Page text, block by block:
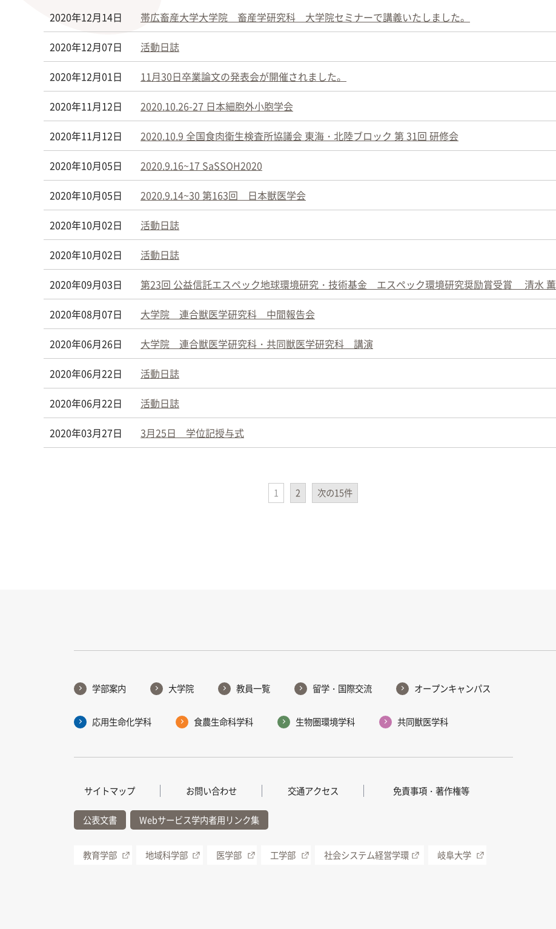
旧課程・コースはこちら 応用生命科学課程
2020年12月14日 帯広畜産大学大学院 畜産学研究科 大学院セミナーで講義いたしました。
2020年12月07日 活動日誌
2020年12月01日 11月30日卒業論文の発表会が開催されました。
2020年11月12日 2020.10.26-27 日本細胞外小胞学会
2020年11月12日 2020.10.9 全国食肉衛生検査所協議会 東海・北陸ブロック 第 31回 研修会
2020年10月05日 2020.9.16~17 SaSSOH2020
2020年10月05日 2020.9.14~30 第163回 日本獣医学会
2020年10月02日 活動日誌
2020年10月02日 活動日誌
2020年09月03日 第23回 公益信託エスペック地球環境研究・技術基金 エスペック環境研究奨励賞受賞 清水 薫
2020年08月07日 大学院 連合獣医学研究科 中間報告会
2020年06月26日 大学院 連合獣医学研究科・共同獣医学研究科 講演
2020年06月22日 活動日誌
2020年06月22日 活動日誌
2020年03月27日 3月25日 学位記授与式
1 2 次の15件
学部案内 大学院 教員一覧 留学・国際交流 オープンキャンパス
応用生命化学科 食農生命科学科 生物圏環境学科 共同獣医学科
サイトマップ お問い合わせ 交通アクセス 免責事項・著作権等
公表文書 Webサービス学内者用リンク集
教育学部 地域科学部 医学部 工学部 社会システム経営学環 岐阜大学